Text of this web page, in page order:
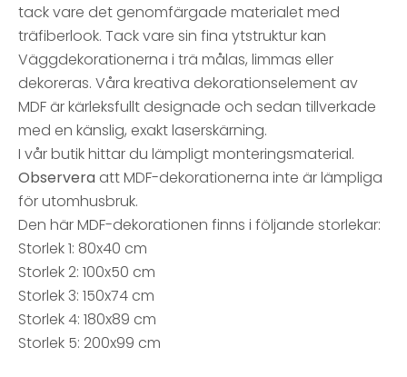
tack vare det genomfärgade materialet med
träfiberlook. Tack vare sin fina ytstruktur kan
Väggdekorationerna i trä målas, limmas eller
dekoreras. Våra kreativa dekorationselement av
MDF är kärleksfullt designade och sedan tillverkade
med en känslig, exakt laserskärning.
I vår butik hittar du lämpligt monteringsmaterial.
Observera att MDF-dekorationerna inte är lämpliga
för utomhusbruk.
Den här MDF-dekorationen finns i följande storlekar:
Storlek 1: 80x40 cm
Storlek 2: 100x50 cm
Storlek 3: 150x74 cm
Storlek 4: 180x89 cm
Storlek 5: 200x99 cm